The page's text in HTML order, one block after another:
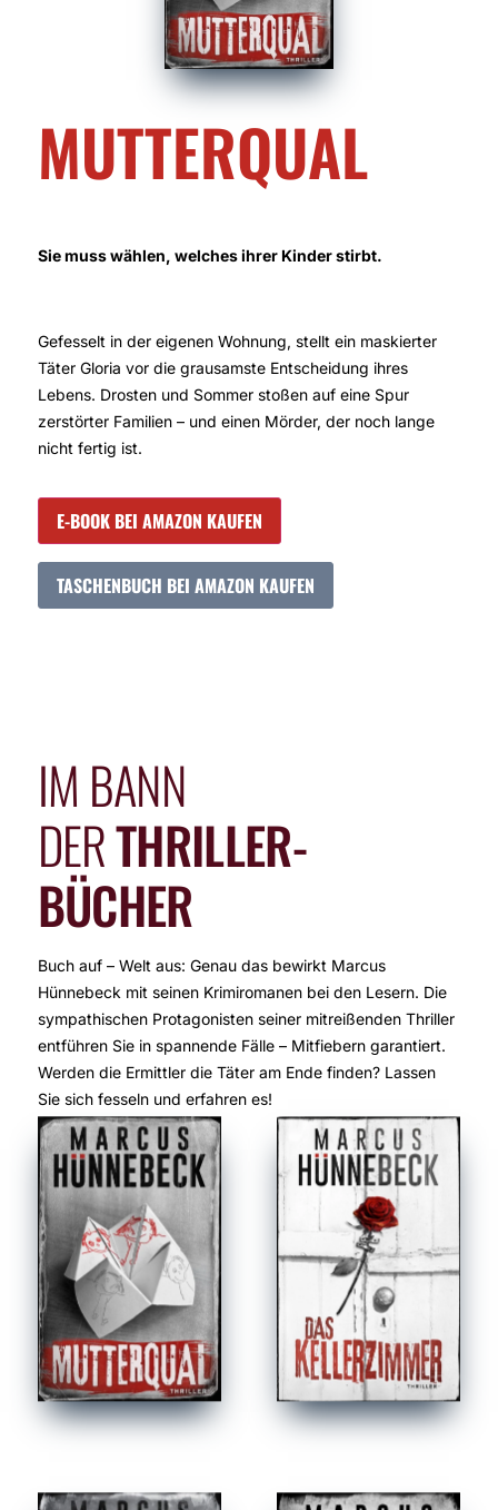
MUTTERQUAL
Sie muss wählen, welches ihrer Kinder stirbt.
Gefesselt in der eigenen Wohnung, stellt ein maskierter
Täter Gloria vor die grausamste Entscheidung ihres
Lebens. Drosten und Sommer stoßen auf eine Spur
zerstörter Familien – und einen Mörder, der noch lange
nicht fertig ist.
E-BOOK BEI AMAZON KAUFEN
TASCHENBUCH BEI AMAZON KAUFEN
IM BANN
DERTHRILLER-
BÜCHER
Buch auf – Welt aus: Genau das bewirkt Marcus
Hünnebeck mit seinen Krimiromanen bei den Lesern. Die
sympathischen Protagonisten seiner mitreißenden Thriller
entführen Sie in spannende Fälle – Mitfiebern garantiert.
Werden die Ermittler die Täter am Ende finden? Lassen
Sie sich fesseln und erfahren es!